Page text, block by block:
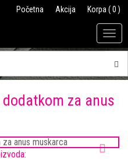
Početna Akcija Korpa ( 0 )
za anus
Next